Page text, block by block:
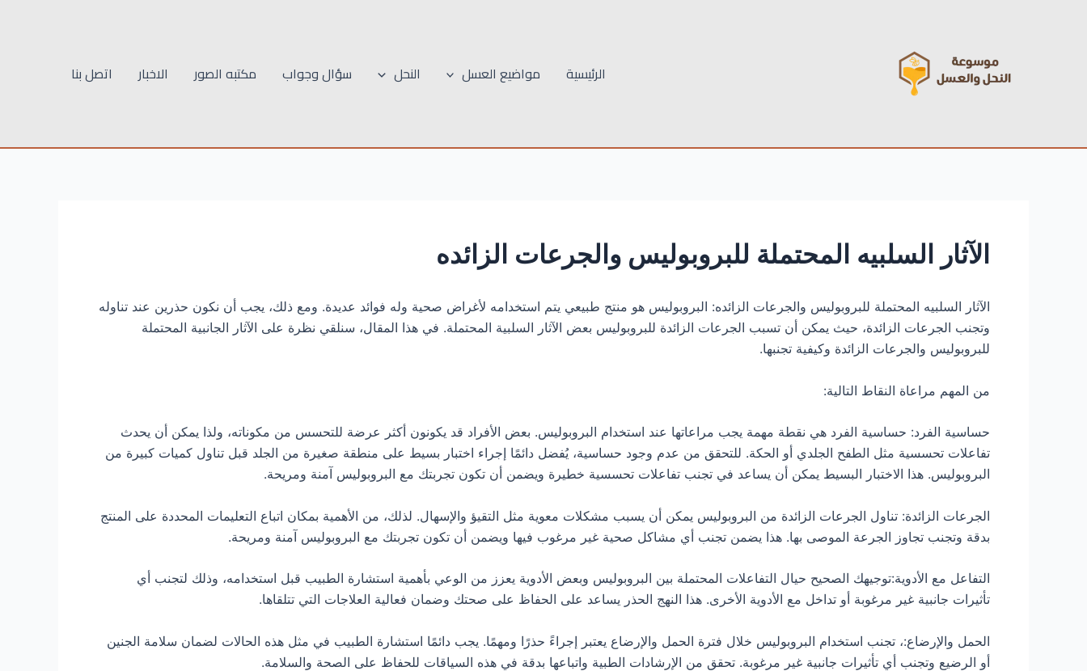
الرئيسية مواضيع العسل النحل سؤال وجواب مكتبه الصور الاخبار اتصل بنا
الآثار السلبيه المحتملة للبروبوليس والجرعات الزائده
الآثار السلبيه المحتملة للبروبوليس والجرعات الزائده: البروبوليس هو منتج طبيعي يتم استخدامه لأغراض صحية وله فوائد عديدة. ومع ذلك، يجب أن نكون حذرين عند تناوله
وتجنب الجرعات الزائدة، حيث يمكن أن تسبب الجرعات الزائدة للبروبوليس بعض الآثار السلبية المحتملة. في هذا المقال، سنلقي نظرة على الآثار الجانبية المحتملة
للبروبوليس والجرعات الزائدة وكيفية تجنبها.
من المهم مراعاة النقاط التالية:
حساسية الفرد: حساسية الفرد هي نقطة مهمة يجب مراعاتها عند استخدام البروبوليس. بعض الأفراد قد يكونون أكثر عرضة للتحسس من مكوناته، ولذا يمكن أن يحدث
تفاعلات تحسسية مثل الطفح الجلدي أو الحكة. للتحقق من عدم وجود حساسية، يُفضل دائمًا إجراء اختبار بسيط على منطقة صغيرة من الجلد قبل تناول كميات كبيرة من
البروبوليس. هذا الاختبار البسيط يمكن أن يساعد في تجنب تفاعلات تحسسية خطيرة ويضمن أن تكون تجربتك مع البروبوليس آمنة ومريحة.
الجرعات الزائدة: تناول الجرعات الزائدة من البروبوليس يمكن أن يسبب مشكلات معوية مثل التقيؤ والإسهال. لذلك، من الأهمية بمكان اتباع التعليمات المحددة على المنتج
بدقة وتجنب تجاوز الجرعة الموصى بها. هذا يضمن تجنب أي مشاكل صحية غير مرغوب فيها ويضمن أن تكون تجربتك مع البروبوليس آمنة ومريحة.
التفاعل مع الأدوية:توجيهك الصحيح حيال التفاعلات المحتملة بين البروبوليس وبعض الأدوية يعزز من الوعي بأهمية استشارة الطبيب قبل استخدامه، وذلك لتجنب أي
تأثيرات جانبية غير مرغوبة أو تداخل مع الأدوية الأخرى. هذا النهج الحذر يساعد على الحفاظ على صحتك وضمان فعالية العلاجات التي تتلقاها.
الحمل والإرضاع:، تجنب استخدام البروبوليس خلال فترة الحمل والإرضاع يعتبر إجراءً حذرًا ومهمًا. يجب دائمًا استشارة الطبيب في مثل هذه الحالات لضمان سلامة الجنين
أو الرضيع وتجنب أي تأثيرات جانبية غير مرغوبة. تحقق من الإرشادات الطبية واتباعها بدقة في هذه السياقات للحفاظ على الصحة والسلامة.